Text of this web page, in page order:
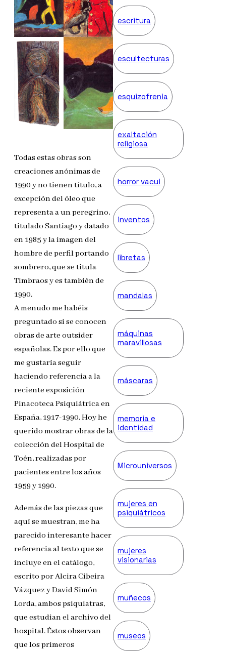
Todas estas obras son
creaciones anónimas de
1990 y no tienen título, a
excepción del óleo que
representa a un peregrino,
titulado Santiago y datado
en 1985 y la imagen del
hombre de perfil portando
sombrero, que se titula
Timbraos y es también de
1990.
A menudo me habéis
preguntado si se conocen
obras de arte outsider
españolas. Es por ello que
me gustaría seguir
haciendo referencia a la
reciente exposición
Pinacoteca Psiquiátrica en
España, 1917-1990. Hoy he
querido mostrar obras de la
colección del Hospital de
Toén, realizadas por
pacientes entre los años
1959 y 1990.
Además de las piezas que
aquí se muestran, me ha
parecido interesante hacer
referencia al texto que se
incluye en el catálogo,
escrito por Alcira Cibeira
Vázquez y David Simón
Lorda, ambos psiquiatras,
que estudian el archivo del
hospital. Éstos observan
que los primeros
escritura
escultecturas
esquizofrenia
exaltación
religiosa
horror vacui
inventos
libretas
mandalas
máquinas
maravillosas
máscaras
memoria e
identidad
Microuniversos
mujeres en
psiquiátricos
mujeres
visionarias
muñecos
museos